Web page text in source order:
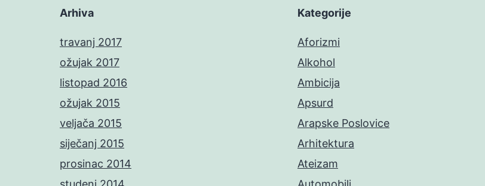
Arhiva
travanj 2017
ožujak 2017
listopad 2016
ožujak 2015
veljača 2015
siječanj 2015
prosinac 2014
Kategorije
Aforizmi
Alkohol
Ambicija
Apsurd
Arapske Poslovice
Arhitektura
Ateizam